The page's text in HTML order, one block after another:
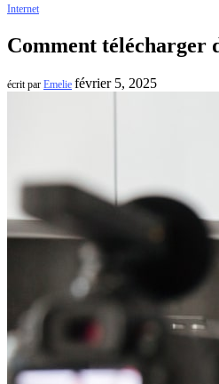
Internet
Comment télécharger
écrit par Emelie février 5, 2025